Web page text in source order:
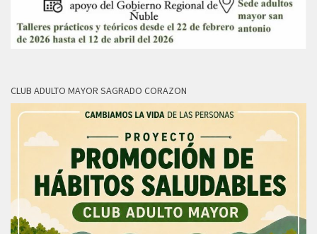
CLUB ADULTO MAYOR SAGRADO CORAZON